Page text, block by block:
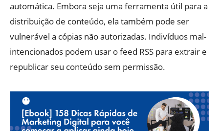
automática. Embora seja uma ferramenta útil para a
distribuição de conteúdo, ela também pode ser
vulnerável a cópias não autorizadas. Indivíduos mal-
intencionados podem usar o feed RSS para extrair e
republicar seu conteúdo sem permissão.